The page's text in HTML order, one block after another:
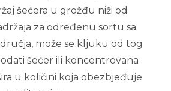
šećera u grožđu niži od
za određenu sortu sa
može se kljuku od tog
šećer ili koncentrovana
u količini koja obezbjeđuje